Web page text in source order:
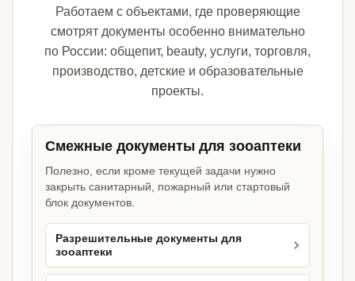
Работаем с объектами, где проверяющие
смотрят документы особенно внимательно
по России: общепит, beauty, услуги, торговля,
производство, детские и образовательные
проекты.
Смежные документы для зооаптеки
Полезно, если кроме текущей задачи нужно
закрыть санитарный, пожарный или стартовый
блок документов.
Разрешительные документы для
зооаптеки